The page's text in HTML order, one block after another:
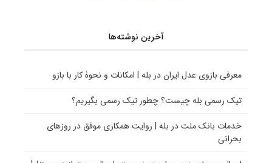
آخرین نوشته‌ها
معرفی بازوی عدل ایران در بله | امکانات و نحوۀ کار با بازو
تیک رسمی بله چیست؟ چطور تیک رسمی بگیریم؟
خدمات بانک ملت در بله | روایت همکاری موفق در روزهای
بحرانی